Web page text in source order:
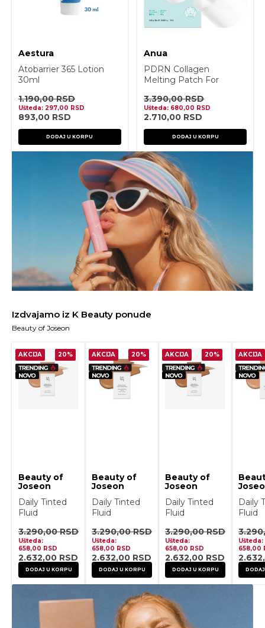
Aestura
Atobarrier 365 Lotion
30ml
1.190,00RSD
Ušteda: 297,00 RSD
893,00 RSD
DODAJ U KORPU
Anua
PDRN Collagen
Melting Patch For
3.390,00RSD
Ušteda: 680,00 RSD
2.710,00 RSD
DODAJ U KORPU
Izdvajamo iz K Beauty ponude
Beauty of Joseon
AKCIJA 20%
Beauty of
Joseon
Daily Tinted
Fluid
Spf 50ml
#My210
3.290,00RSD
Ušteda:
658,00 RSD
2.632,00 RSD
DODAJ U KORPU
AKCIJA 20%
Beauty of
Joseon
Daily Tinted
Fluid
Spf 50ml
#My220
3.290,00RSD
Ušteda:
658,00 RSD
2.632,00 RSD
DODAJ U KORPU
AKCIJA 20%
Beauty of
Joseon
Daily Tinted
Fluid
Spf 50ml
#Mn230
3.290,00RSD
Ušteda:
658,00 RSD
2.632,00 RSD
DODAJ U KORPU
AKCIJA
Daily
Fluid
Spf
Ušteda:
658,00